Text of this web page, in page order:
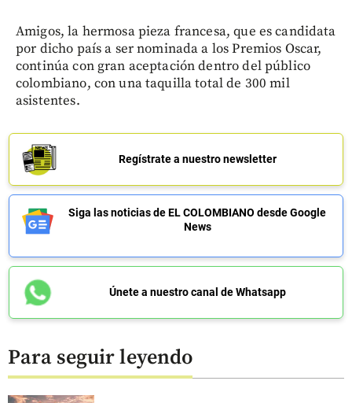
Amigos, la hermosa pieza francesa, que es candidata
por dicho país a ser nominada a los Premios Oscar,
continúa con gran aceptación dentro del público
colombiano, con una taquilla total de 300 mil
asistentes.
Regístrate a nuestro newsletter
Siga las noticias de EL COLOMBIANO desde Google
News
Únete a nuestro canal de Whatsapp
Para seguir leyendo